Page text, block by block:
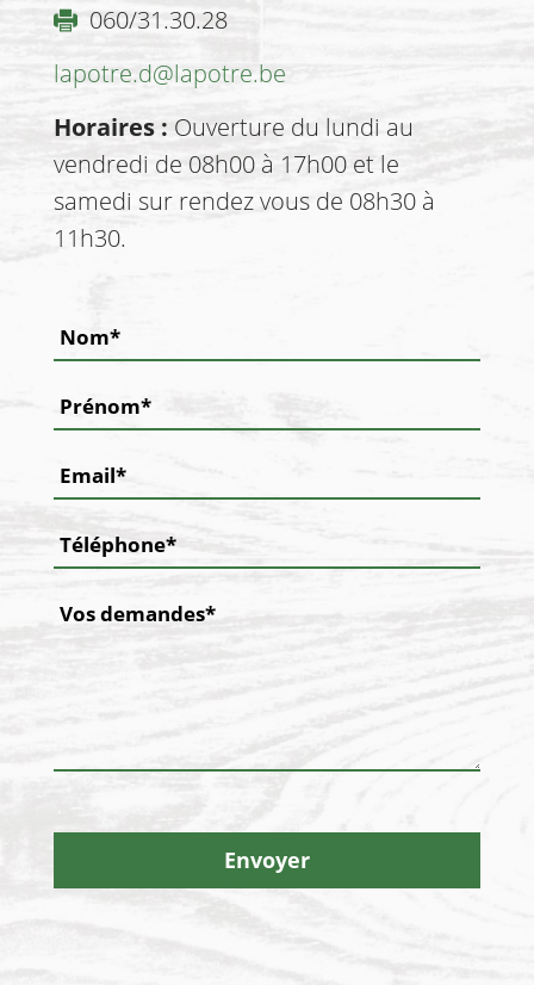
060/31.30.28
lapotre.d@lapotre.be
Horaires : Ouverture du lundi au
vendredi de 08h00 à 17h00 et le
samedi sur rendez vous de 08h30 à
11h30.